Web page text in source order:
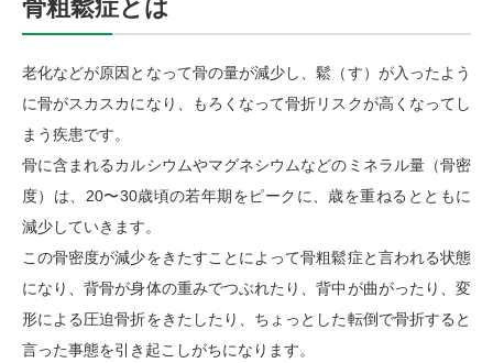
骨粗鬆症とは
老化などが原因となって骨の量が減少し、鬆（す）が入ったよう
に骨がスカスカになり、もろくなって骨折リスクが高くなってし
まう疾患です。
骨に含まれるカルシウムやマグネシウムなどのミネラル量（骨密
度）は、20〜30歳頃の若年期をピークに、歳を重ねるとともに
減少していきます。
この骨密度が減少をきたすことによって骨粗鬆症と言われる状態
になり、背骨が身体の重みでつぶれたり、背中が曲がったり、変
形による圧迫骨折をきたしたり、ちょっとした転倒で骨折すると
言った事態を引き起こしがちになります。